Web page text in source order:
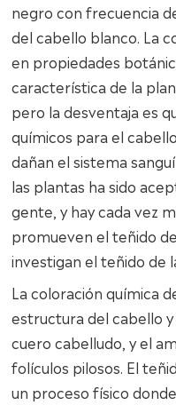
negro con frecuencia
del cabello blanco. La
en propiedades
característica de la
pero la desventaja es
químicos para el
dañan el sistema
las plantas ha sido
gente, y hay cada vez
promueven el teñido
investigan el teñido de
La coloración química
estructura del cabello
cuero cabelludo, y el
folículos pilosos. El
un proceso físico